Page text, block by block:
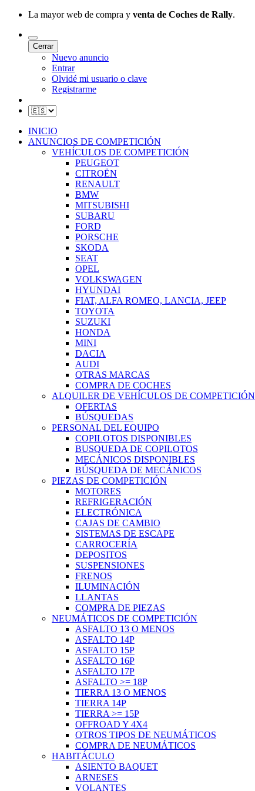
La mayor web de compra y venta de Coches de Rally.
Cerrar
Nuevo anuncio
Entrar
Olvidé mi usuario o clave
Registrarme
INICIO
ANUNCIOS DE COMPETICIÓN
VEHÍCULOS DE COMPETICIÓN
PEUGEOT
CITROËN
RENAULT
BMW
MITSUBISHI
SUBARU
FORD
PORSCHE
SKODA
SEAT
OPEL
VOLKSWAGEN
HYUNDAI
FIAT, ALFA ROMEO, LANCIA, JEEP
TOYOTA
SUZUKI
HONDA
MINI
DACIA
AUDI
OTRAS MARCAS
COMPRA DE COCHES
ALQUILER DE VEHÍCULOS DE COMPETICIÓN
OFERTAS
BÚSQUEDAS
PERSONAL DEL EQUIPO
COPILOTOS DISPONIBLES
BUSQUEDA DE COPILOTOS
MECÁNICOS DISPONIBLES
BÚSQUEDA DE MECÁNICOS
PIEZAS DE COMPETICIÓN
MOTORES
REFRIGERACIÓN
ELECTRÓNICA
CAJAS DE CAMBIO
SISTEMAS DE ESCAPE
CARROCERÍA
DEPOSITOS
SUSPENSIONES
FRENOS
ILUMINACIÓN
LLANTAS
COMPRA DE PIEZAS
NEUMÁTICOS DE COMPETICIÓN
ASFALTO 13 O MENOS
ASFALTO 14P
ASFALTO 15P
ASFALTO 16P
ASFALTO 17P
ASFALTO >= 18P
TIERRA 13 O MENOS
TIERRA 14P
TIERRA >= 15P
OFFROAD Y 4X4
OTROS TIPOS DE NEUMÁTICOS
COMPRA DE NEUMÁTICOS
HABITÁCULO
ASIENTO BAQUET
ARNESES
VOLANTES